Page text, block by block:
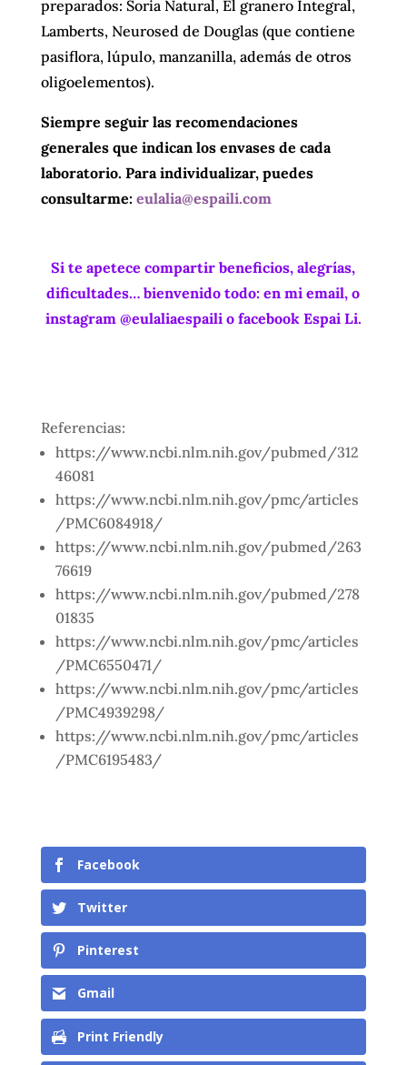
preparados: Soria Natural, El granero Integral,
Lamberts, Neurosed de Douglas (que contiene
pasiflora, lúpulo, manzanilla, además de otros
oligoelementos).
Siempre seguir las recomendaciones
generales que indican los envases de cada
laboratorio. Para individualizar, puedes
consultarme: eulalia@espaili.com
Si te apetece compartir beneficios, alegrías,
dificultades… bienvenido todo: en mi email, o
instagram @eulaliaespaili o facebook Espai Li.
Referencias:
https://www.ncbi.nlm.nih.gov/pubmed/312
46081
https://www.ncbi.nlm.nih.gov/pmc/articles
/PMC6084918/
https://www.ncbi.nlm.nih.gov/pubmed/263
76619
https://www.ncbi.nlm.nih.gov/pubmed/278
01835
https://www.ncbi.nlm.nih.gov/pmc/articles
/PMC6550471/
https://www.ncbi.nlm.nih.gov/pmc/articles
/PMC4939298/
https://www.ncbi.nlm.nih.gov/pmc/articles
/PMC6195483/
Facebook
Twitter
Pinterest
Gmail
Print Friendly